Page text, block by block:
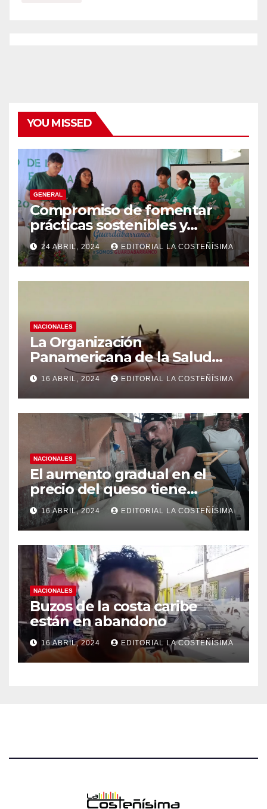
YOU MISSED
GENERAL
Compromiso de fomentar
prácticas sostenibles y
conciencia ecológica en las
instituciones educativas
24 ABRIL, 2024 EDITORIAL LA COSTEÑÍSIMA
NACIONALES
La Organización
Panamericana de la Salud
(OPS), recomienda reforzar
medidas ante el aumento de
casos de dengue
16 ABRIL, 2024 EDITORIAL LA COSTEÑÍSIMA
NACIONALES
El aumento gradual en el
precio del queso tiene
efectos a las Panaderias
16 ABRIL, 2024 EDITORIAL LA COSTEÑÍSIMA
NACIONALES
Buzos de la costa caribe
están en abandono
16 ABRIL, 2024 EDITORIAL LA COSTEÑÍSIMA